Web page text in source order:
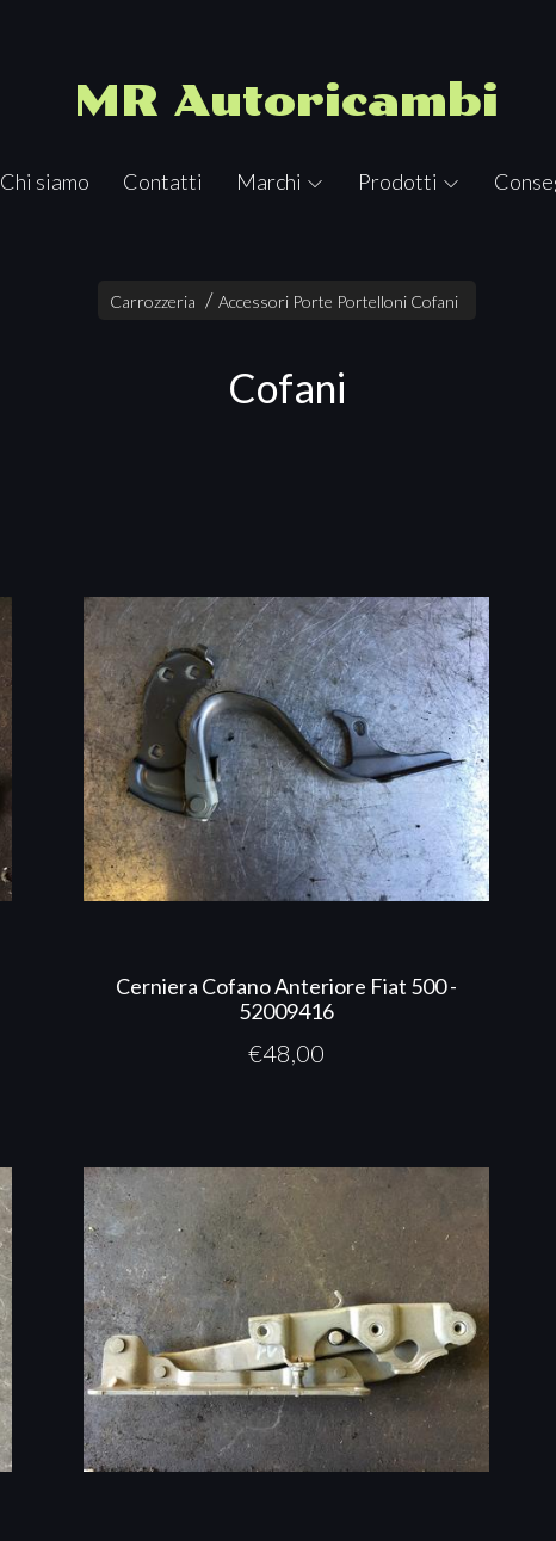
MR Autoricambi
Chi siamo Contatti Marchi Prodotti
Carrozzeria Accessori Porte Portelloni Cofani
Cofani
Cerniera Cofano Anteriore Fiat 500 -
52009416
€48,00